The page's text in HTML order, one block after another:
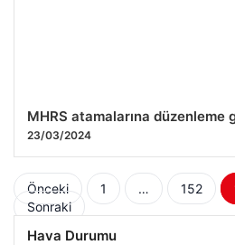
MHRS atamalarına düzenleme
23/03/2024
Yazı
sayfalaması
Önceki 1 … 152
Sonraki
Hava Durumu